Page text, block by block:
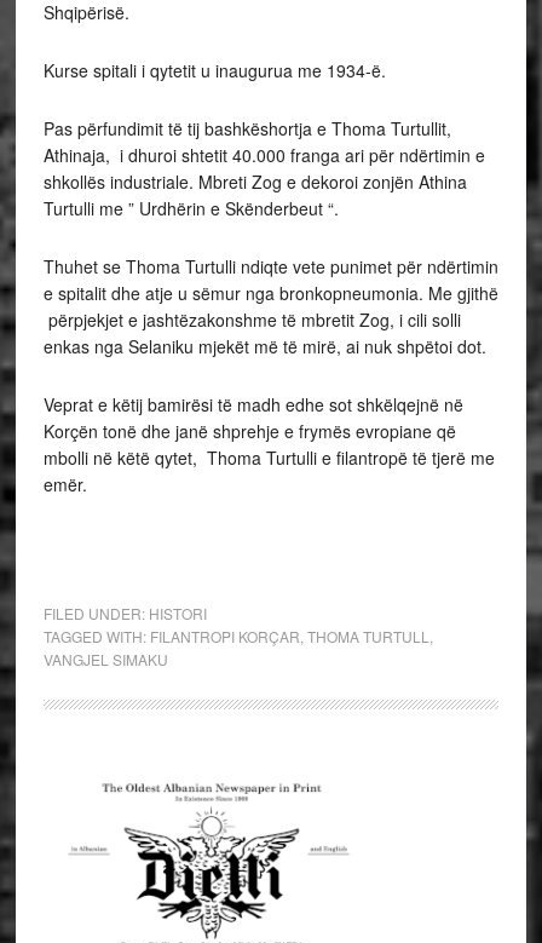
Shqipërisë.
Kurse spitali i qytetit u inaugurua me 1934-ë.
Pas përfundimit të tij bashkëshortja e Thoma Turtullit,
Athinaja, i dhuroi shtetit 40.000 franga ari për ndërtimin e
shkollës industriale. Mbreti Zog e dekoroi zonjën Athina
Turtulli me ” Urdhërin e Skënderbeut “.
Thuhet se Thoma Turtulli ndiqte vete punimet për ndërtimin
e spitalit dhe atje u sëmur nga bronkopneumonia. Me gjithë
përpjekjet e jashtëzakonshme të mbretit Zog, i cili solli
enkas nga Selaniku mjekët më të mirë, ai nuk shpëtoi dot.
Veprat e këtij bamirësi të madh edhe sot shkëlqejnë në
Korçën tonë dhe janë shprehje e frymës evropiane që
mbolli në këtë qytet, Thoma Turtulli e filantropë të tjerë me
emër.
FILED UNDER: HISTORI
TAGGED WITH: FILANTROPI KORÇAR THOMA TURTULL
VANGJEL SIMAKU